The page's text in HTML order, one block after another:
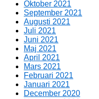
Oktober 2021
September 2021
Augusti 2021
Juli 2021
Juni 2021
Maj 2021
April 2021
Mars 2021
Februari 2021
Januari 2021
December 2020